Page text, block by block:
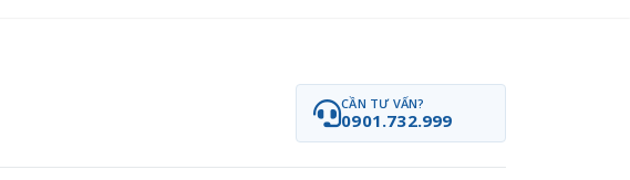
CẦN TƯ VẤN?
0901.732.999